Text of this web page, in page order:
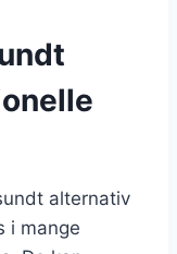
alternativ
i mange